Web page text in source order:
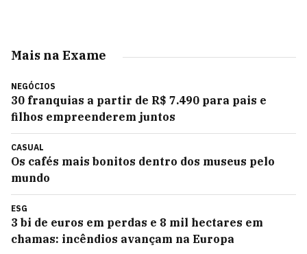
Mais na Exame
NEGÓCIOS
30 franquias a partir de R$ 7.490 para pais e
filhos empreenderem juntos
CASUAL
Os cafés mais bonitos dentro dos museus pelo
mundo
ESG
3 bi de euros em perdas e 8 mil hectares em
chamas: incêndios avançam na Europa